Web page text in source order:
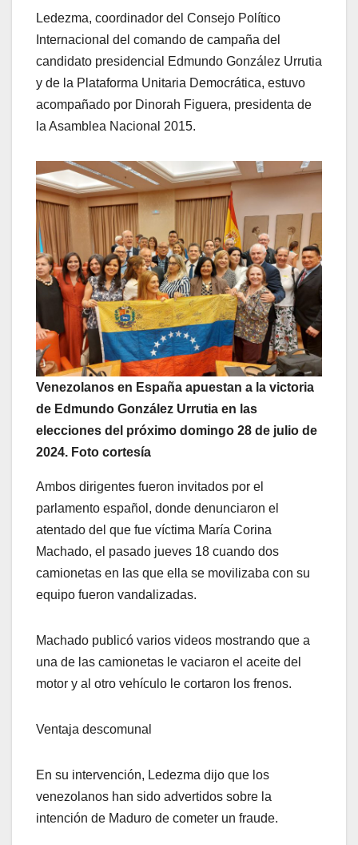
Ledezma, coordinador del Consejo Político
Internacional del comando de campaña del
candidato presidencial Edmundo González Urrutia
y de la Plataforma Unitaria Democrática, estuvo
acompañado por Dinorah Figuera, presidenta de
la Asamblea Nacional 2015.
Venezolanos en España apuestan a la victoria
de Edmundo González Urrutia en las
elecciones del próximo domingo 28 de julio de
2024. Foto cortesía
Ambos dirigentes fueron invitados por el
parlamento español, donde denunciaron el
atentado del que fue víctima María Corina
Machado, el pasado jueves 18 cuando dos
camionetas en las que ella se movilizaba con su
equipo fueron vandalizadas.
Machado publicó varios videos mostrando que a
una de las camionetas le vaciaron el aceite del
motor y al otro vehículo le cortaron los frenos.
Ventaja descomunal
En su intervención, Ledezma dijo que los
venezolanos han sido advertidos sobre la
intención de Maduro de cometer un fraude.